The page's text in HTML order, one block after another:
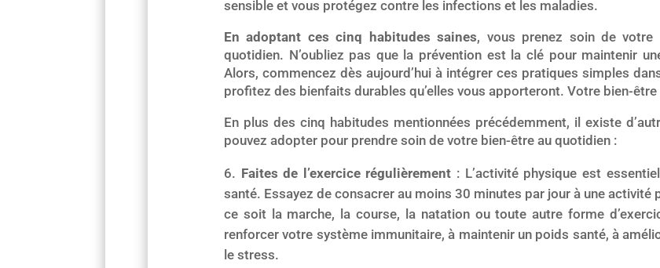
sensible et vous protégez contre les infections et les maladies.
En adoptant ces cinq habitudes saines, vous prenez soin de
quotidien. N’oubliez pas que la prévention est la clé pour maintenir
Alors, commencez dès aujourd’hui à intégrer ces pratiques simples
profitez des bienfaits durables qu’elles vous apporteront. Votre bien-être
En plus des cinq habitudes mentionnées précédemment, il existe
pouvez adopter pour prendre soin de votre bien-être au quotidien :
Faites de l’exercice régulièrement : L’activité physique est
santé. Essayez de consacrer au moins 30 minutes par jour à une activité
ce soit la marche, la course, la natation ou toute autre forme
renforcer votre système immunitaire, à maintenir un poids santé, à
le stress.